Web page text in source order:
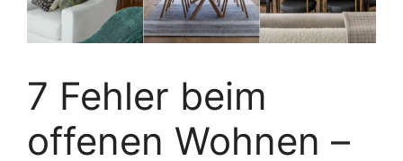
7 Fehler beim
offenen Wohnen –